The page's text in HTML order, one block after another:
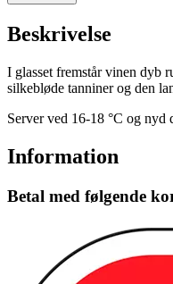
Beskrivelse
I glasset fremstår vinen dyb
silkebløde tanniner og den
Server ved 16-18 °C og
Information
Betal med følgende